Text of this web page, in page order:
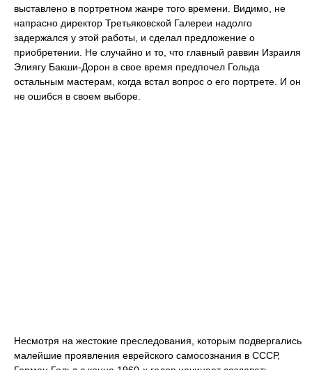
выставлено в портретном жанре того времени. Видимо, не
напрасно директор Третьяковской Галереи надолго
задержался у этой работы, и сделал предложение о
приобретении. Не случайно и то, что главный раввин Израиля
Элиягу Бакши-Дорон в свое время предпочел Гольда
остальным мастерам, когда встал вопрос о его портрете. И он
не ошибся в своем выборе.
Несмотря на жестокие преследования, которым подвергались
малейшие проявления еврейского самосознания в СССР,